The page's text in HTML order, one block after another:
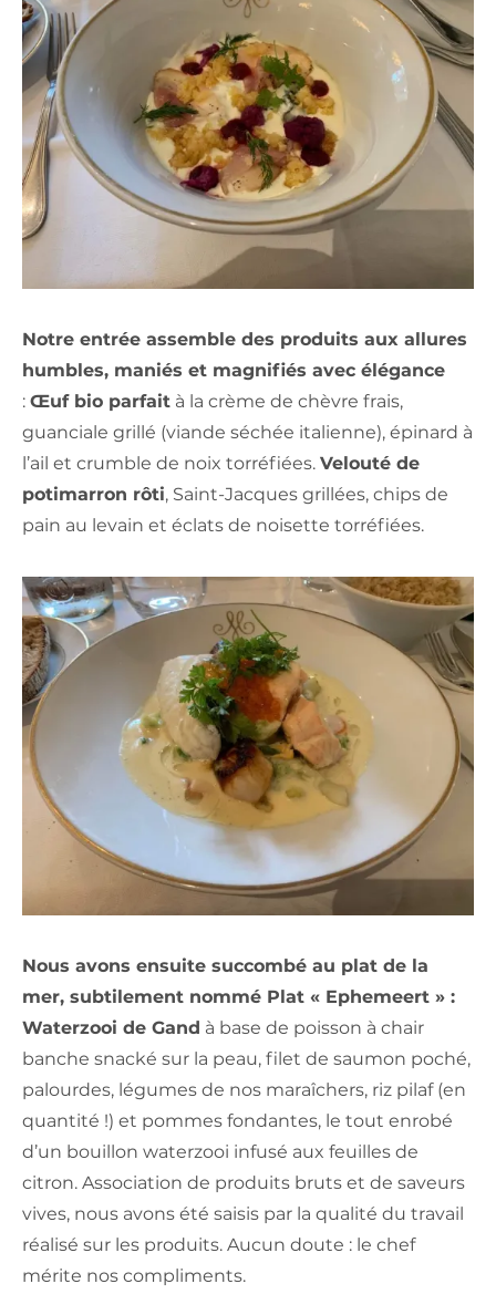
Notre entrée assemble des produits aux allures
humbles, maniés et magnifiés avec élégance
: Œuf bio parfait à la crème de chèvre frais,
guanciale grillé (viande séchée italienne), épinard à
l’ail et crumble de noix torréfiées. Velouté de
potimarron rôti, Saint-Jacques grillées, chips de
pain au levain et éclats de noisette torréfiées.
Nous avons ensuite succombé au plat de la
mer, subtilement nommé Plat « Ephemeert » :
Waterzooi de Gand à base de poisson à chair
banche snacké sur la peau, filet de saumon poché,
palourdes, légumes de nos maraîchers, riz pilaf (en
quantité !) et pommes fondantes, le tout enrobé
d’un bouillon waterzooi infusé aux feuilles de
citron. Association de produits bruts et de saveurs
vives, nous avons été saisis par la qualité du travail
réalisé sur les produits. Aucun doute : le chef
mérite nos compliments.